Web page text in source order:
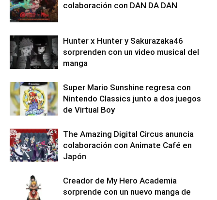
colaboración con DAN DA DAN
Hunter x Hunter y Sakurazaka46
sorprenden con un video musical del
manga
Super Mario Sunshine regresa con
Nintendo Classics junto a dos juegos
de Virtual Boy
The Amazing Digital Circus anuncia
colaboración con Animate Café en
Japón
Creador de My Hero Academia
sorprende con un nuevo manga de